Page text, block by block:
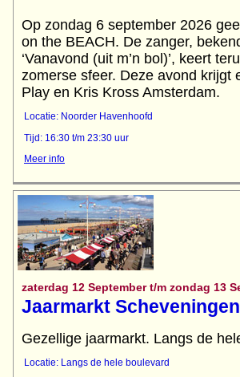
Op zondag 6 september 2026
on the BEACH. De zanger,
‘Vanavond (uit m’n bol)’, keert
zomerse sfeer. Deze avond krijgt
Play en Kris Kross Amsterdam.
Locatie: Noorder Havenhoofd
Tijd: 16:30 t/m 23:30 uur
Meer info
zaterdag 12 September t/m zondag 13
Jaarmarkt
Gezellige jaarmarkt. Langs de
Locatie: Langs de hele boulevard